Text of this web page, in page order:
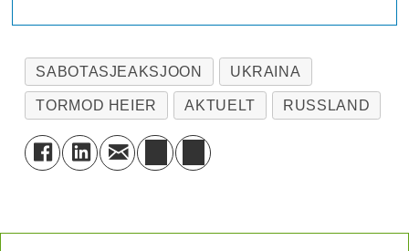
SABOTASJEAKSJOON UKRAINA
TORMOD HEIER AKTUELT RUSSLAND